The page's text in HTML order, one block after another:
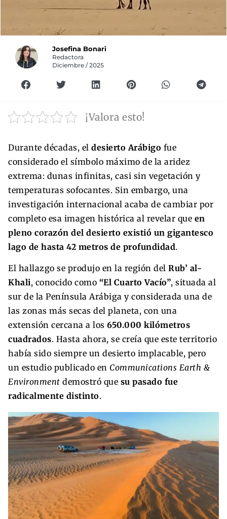
Josefina Bonari
Redactora
Diciembre / 2025
¡Valora esto!
Durante décadas, el desierto Arábigo fue
considerado el símbolo máximo de la aridez
extrema: dunas infinitas, casi sin vegetación y
temperaturas sofocantes. Sin embargo, una
investigación internacional acaba de cambiar por
completo esa imagen histórica al revelar que en
pleno corazón del desierto existió un gigantesco
lago de hasta 42 metros de profundidad.
El hallazgo se produjo en la región del Rub’ al-
Khali, conocido como “El Cuarto Vacío”, situada al
sur de la Península Arábiga y considerada una de
las zonas más secas del planeta, con una
extensión cercana a los 650.000 kilómetros
cuadrados. Hasta ahora, se creía que este territorio
había sido siempre un desierto implacable, pero
un estudio publicado en Communications Earth &
Environment demostró que su pasado fue
radicalmente distinto.